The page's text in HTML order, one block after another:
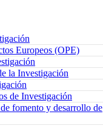
Europeos (OPE)
la Investigación
de Investigación
fomento y desarrollo de